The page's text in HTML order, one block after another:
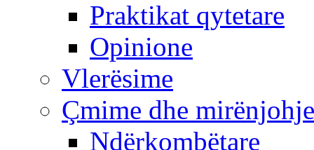
Praktikat qytetare
Opinione
Vlerësime
Çmime dhe mirënjohje
Ndërkombëtare